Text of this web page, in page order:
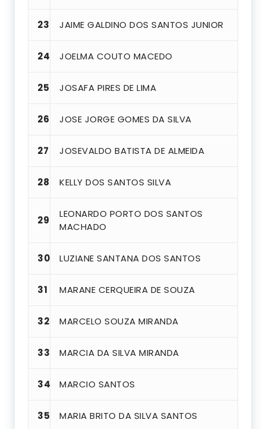
23 JAIME GALDINO DOS SANTOS JUNIOR
24 JOELMA COUTO MACEDO
25 JOSAFA PIRES DE LIMA
26 JOSE JORGE GOMES DA SILVA
27 JOSEVALDO BATISTA DE ALMEIDA
28 KELLY DOS SANTOS SILVA
29
LEONARDO PORTO DOS SANTOS
MACHADO
30 LUZIANE SANTANA DOS SANTOS
31 MARANE CERQUEIRA DE SOUZA
32 MARCELO SOUZA MIRANDA
33 MARCIA DA SILVA MIRANDA
34 MARCIO SANTOS
35 MARIA BRITO DA SILVA SANTOS